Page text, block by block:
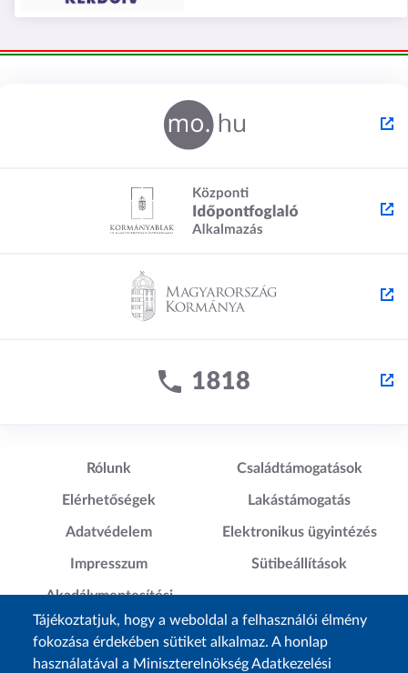
Tájékoztatjuk, hogy a weboldal a felhasználói élmény
fokozása érdekében sütiket alkalmaz. A honlap
használatával a Miniszterelnökség Adatkezelési
Lábléc1
Rólunk
Elérhetőségek
Adatvédelem
Impresszum
Akadálymentesítési
Nyilatkozat
Lábléc2
Családtámogatások
Lakástámogatás
Elektronikus ügyintézés
Sütibeállítások